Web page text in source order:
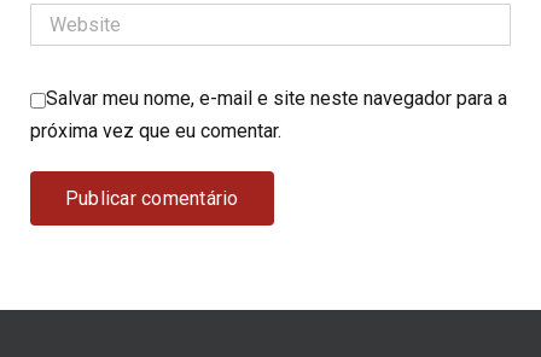
Salvar meu nome, e-mail e site neste navegador para a
próxima vez que eu comentar.